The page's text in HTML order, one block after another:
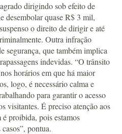
dirigindo sob efeito de
desembolar quase R$ 3 mil,
o direito de dirigir e até
Outra infração
segurança, que também implica
indevidas. “O trânsito
horários em que há maior
logo, é necessário calma e
para garantir o acesso
visitantes. É preciso atenção aos
é proibida, pois estamos
pontua.